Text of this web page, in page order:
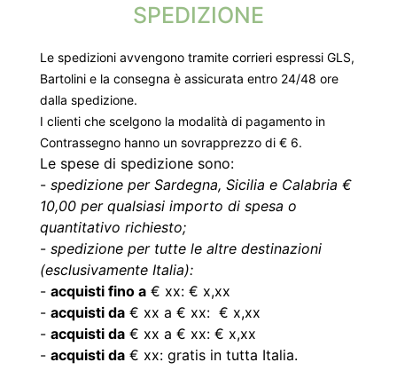
SPEDIZIONE
Le spedizioni avvengono tramite corrieri espressi GLS,
Bartolini e la consegna è assicurata entro 24/48 ore
dalla spedizione.
I clienti che scelgono la modalità di pagamento in
Contrassegno hanno un sovrapprezzo di € 6.
Le spese di spedizione sono:
- spedizione per Sardegna, Sicilia e Calabria €
10,00 per qualsiasi importo di spesa o
quantitativo richiesto;
- spedizione per tutte le altre destinazioni
(esclusivamente Italia):
- acquisti fino a € xx: € x,xx
- acquisti da € xx a € xx: € x,xx
- acquisti da € xx a € xx: € x,xx
- acquisti da € xx: gratis in tutta Italia.